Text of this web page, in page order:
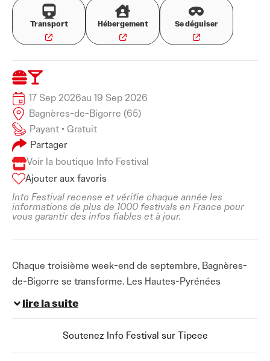
Transport Hébergement Se déguiser
17 Sep 2026au 19 Sep 2026
Bagnères-de-Bigorre (65)
Payant • Gratuit
Partager
Voir la boutique Info Festival
Ajouter aux favoris
Info Festival recense et vérifie chaque année les
informations de plus de 1000 festivals en France pour
vous garantir des infos fiables et à jour.
Chaque troisième week-end de septembre, Bagnères-
de-Bigorre se transforme. Les Hautes-Pyrénées
accueillent le Big Bag Festival, un rendez-vous musical
éditions. Organisé par le Cartel Bigourdan, association
locale qui gère également la salle de concerts l’Alamzic,
lire la suite
Soutenez Info Festival sur Tipeee